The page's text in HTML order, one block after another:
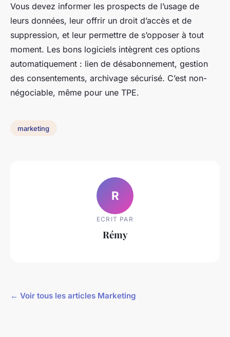
Vous devez informer les prospects de l’usage de
leurs données, leur offrir un droit d’accès et de
suppression, et leur permettre de s’opposer à tout
moment. Les bons logiciels intègrent ces options
automatiquement : lien de désabonnement, gestion
des consentements, archivage sécurisé. C’est non-
négociable, même pour une TPE.
marketing
R
ECRIT PAR
Rémy
← Voir tous les articles Marketing